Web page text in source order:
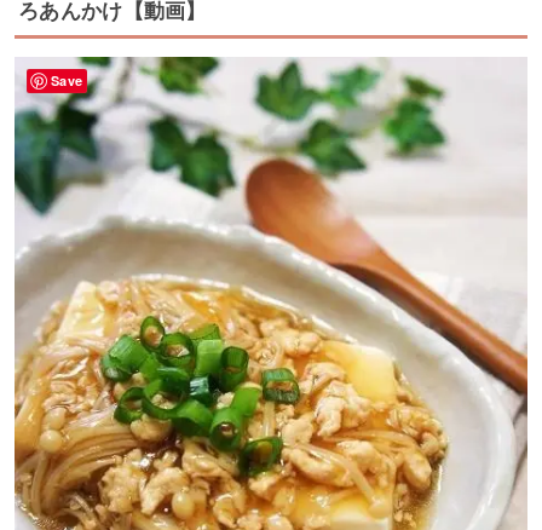
ろあんかけ【動画】
Save